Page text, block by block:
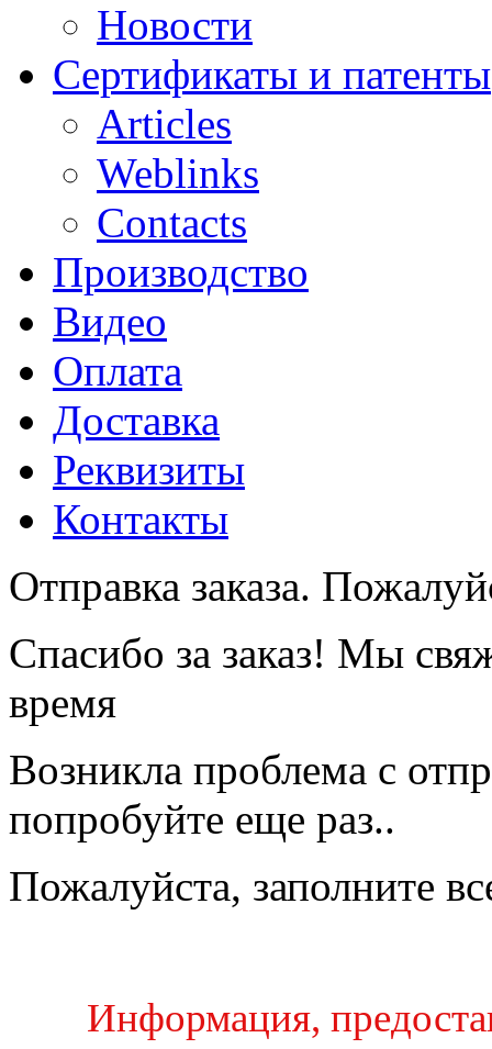
Новости
Сертификаты и патенты
Articles
Weblinks
Contacts
Производство
Видео
Оплата
Доставка
Реквизиты
Контакты
Отправка заказа.
Спасибо за заказ! Мы
время
Возникла проблема с
попробуйте еще раз..
Пожалуйста, заполните
Информация,